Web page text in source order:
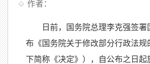
作者：
日前，国务院总理李克强签
布《国务院关于修改部分行政法规
下简称《决定》），自公布之日起